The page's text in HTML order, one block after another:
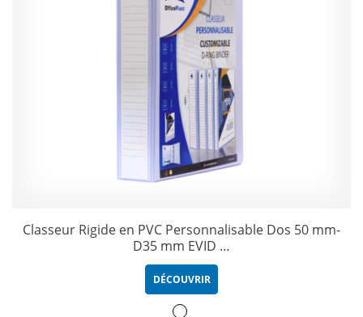
Classeur Rigide en PVC Personnalisable Dos 50 mm-
D35 mm EVID …
DÉCOUVRIR